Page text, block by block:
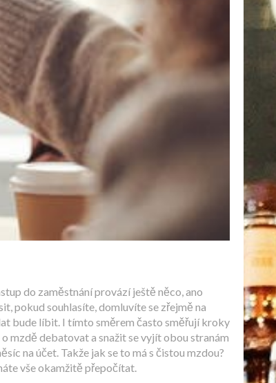
do zaměstnání provází ještě něco, ano
pokud souhlasíte, domluvíte se zřejmě na
bude líbit. I tímto směrem často směřují kroky
mzdě debatovat a snažit se vyjít obou stranám
na účet. Takže jak se to má s čistou mzdou?
vše okamžitě přepočítat.